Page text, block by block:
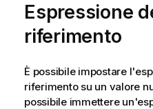
Espressione
riferimento
È possibile impostare
riferimento su un valore
possibile immettere